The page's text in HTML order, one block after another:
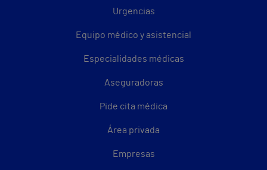
Urgencias
Equipo médico y asistencial
Especialidades médicas
Aseguradoras
Pide cita médica
Área privada
Empresas